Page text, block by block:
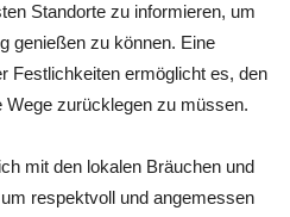
Standorte zu informieren, um
genießen zu können. Eine
Festlichkeiten ermöglicht es, den
Wege zurücklegen zu müssen.
mit den lokalen Bräuchen und
respektvoll und angemessen